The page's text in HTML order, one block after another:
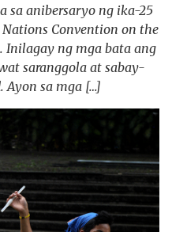
sa anibersaryo ng ika-25
Convention on the
Inilagay ng mga bata ang
saranggola at sabay-
Ayon sa mga […]